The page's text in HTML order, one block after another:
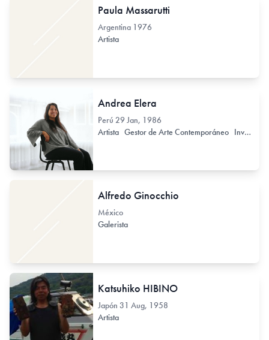
Paula Massarutti
Argentina 1976
Artista
Andrea Elera
Perú 29 Jan, 1986
Artista Gestor de Arte Contemporáneo Investigador de Arte Contemporáneo
Alfredo Ginocchio
México
Galerista
Katsuhiko HIBINO
Japón 31 Aug, 1958
Artista